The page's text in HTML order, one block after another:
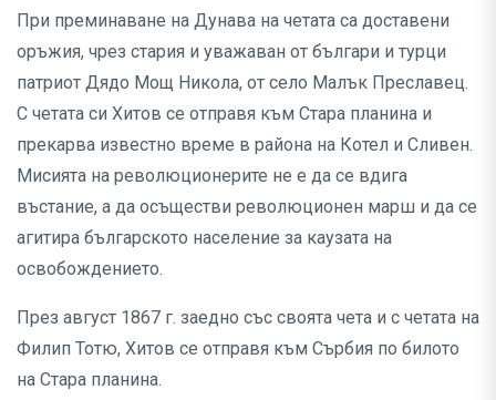
При преминаване на Дунава на четата са доставени
оръжия, чрез стария и уважаван от българи и турци
патриот Дядо Мощ Никола, от село Малък Преславец.
С четата си Хитов се отправя към Стара планина и
прекарва известно време в района на Котел и Сливен.
Мисията на революционерите не е да се вдига
въстание, а да осъществи революционен марш и да се
агитира българското население за каузата на
освобождението.
През август 1867 г. заедно със своята чета и с четата на
Филип Тотю, Хитов се отправя към Сърбия по билото
на Стара планина.